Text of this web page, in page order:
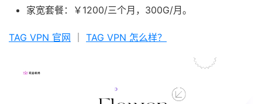
家宽套餐：￥1200/三个月，300G/月。
TAG VPN 官网 TAG VPN 怎么样？